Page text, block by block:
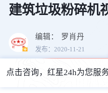
建筑垃圾粉碎机
编辑： 罗肖丹
发布：2020-11-21
点击咨询，红星24h为您服务